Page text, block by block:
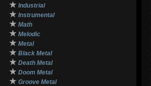
★ Industrial
★ Instrumental
★ Math
★ Melodic
★ Metal
★ Black Metal
★ Death Metal
★ Doom Metal
★ Groove Metal